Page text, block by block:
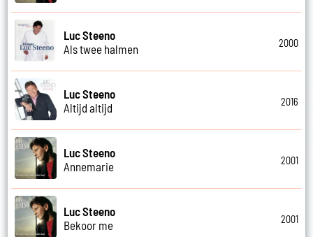
Luc Steeno
Als twee halmen
2000
Luc Steeno
Altijd altijd
2016
Luc Steeno
Annemarie
2001
Luc Steeno
Bekoor me
2001